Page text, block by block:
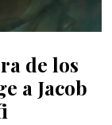
de los
a Jacob